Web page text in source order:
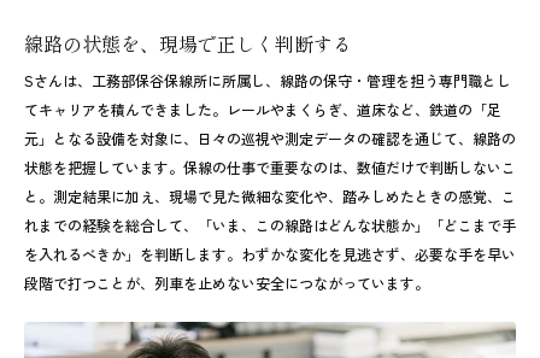
線路の状態を、現場で正しく判断する
Sさんは、工務部保谷保線所に所属し、線路の保守・管理を担う専門職とし
てキャリアを積んできました。レールやまくらぎ、道床など、鉄道の「足
元」となる設備を対象に、日々の巡視や測定データの確認を通じて、線路の
状態を把握しています。保線の仕事で重要なのは、数値だけで判断しないこ
と。測定結果に加え、現場で見た微細な変化や、踏みしめたときの感覚、こ
れまでの経験を総合して、「いま、この線路はどんな状態か」「どこまで手
を入れるべきか」を判断します。わずかな変化を見逃さず、必要な手を早い
段階で打つことが、列車を止めない安全につながっています。